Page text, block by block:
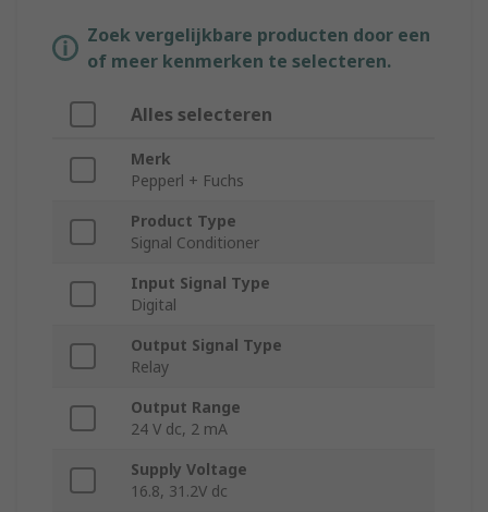
Zoek vergelijkbare producten door een
of meer kenmerken te selecteren.
Alles selecteren
Merk
Pepperl + Fuchs
Product Type
Signal Conditioner
Input Signal Type
Digital
Output Signal Type
Relay
Output Range
24 V dc, 2 mA
Supply Voltage
16.8, 31.2V dc